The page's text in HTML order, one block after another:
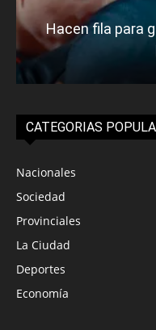
Hacen fila para
CATEGORIAS
Nacionales
Sociedad
Provinciales
La Ciudad
Deportes
Economía